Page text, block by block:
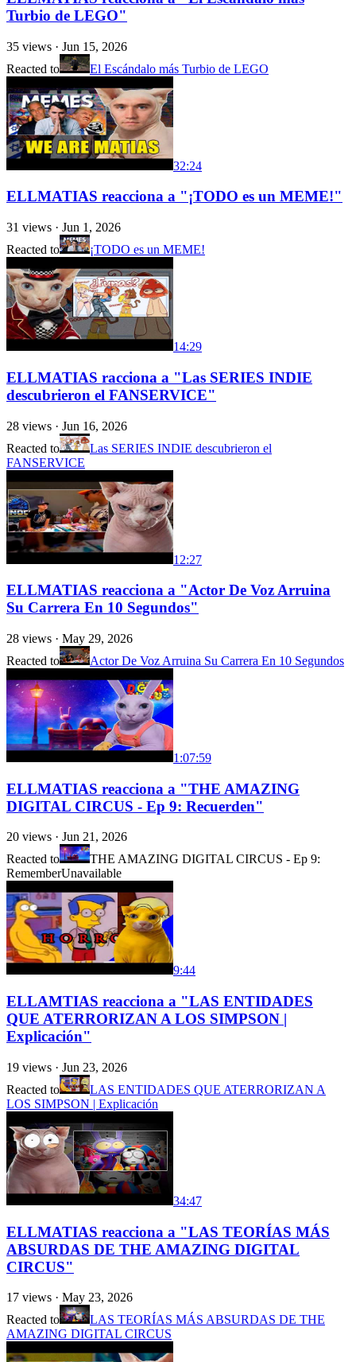
Turbio de LEGO"
35 views · Jun 15, 2026
Reacted to
El Escándalo más Turbio de LEGO
32:24
ELLMATIAS reacciona a "¡TODO es un MEME!"
31 views · Jun 1, 2026
Reacted to
¡TODO es un MEME!
14:29
ELLMATIAS racciona a "Las SERIES INDIE
descubrieron el FANSERVICE"
28 views · Jun 16, 2026
Reacted to
Las SERIES INDIE descubrieron el
FANSERVICE
12:27
ELLMATIAS reacciona a "Actor De Voz Arruina
Su Carrera En 10 Segundos"
28 views · May 29, 2026
Reacted to
Actor De Voz Arruina Su Carrera En 10 Segundos
1:07:59
ELLMATIAS reacciona a "THE AMAZING
DIGITAL CIRCUS - Ep 9: Recuerden"
20 views · Jun 21, 2026
Reacted to
THE AMAZING DIGITAL CIRCUS - Ep 9:
RememberUnavailable
9:44
ELLAMTIAS reacciona a "LAS ENTIDADES
QUE ATERRORIZAN A LOS SIMPSON |
Explicación"
19 views · Jun 23, 2026
Reacted to
LAS ENTIDADES QUE ATERRORIZAN A
LOS SIMPSON | Explicación
34:47
ELLMATIAS reacciona a "LAS TEORÍAS MÁS
ABSURDAS DE THE AMAZING DIGITAL
CIRCUS"
17 views · May 23, 2026
Reacted to
LAS TEORÍAS MÁS ABSURDAS DE THE
AMAZING DIGITAL CIRCUS